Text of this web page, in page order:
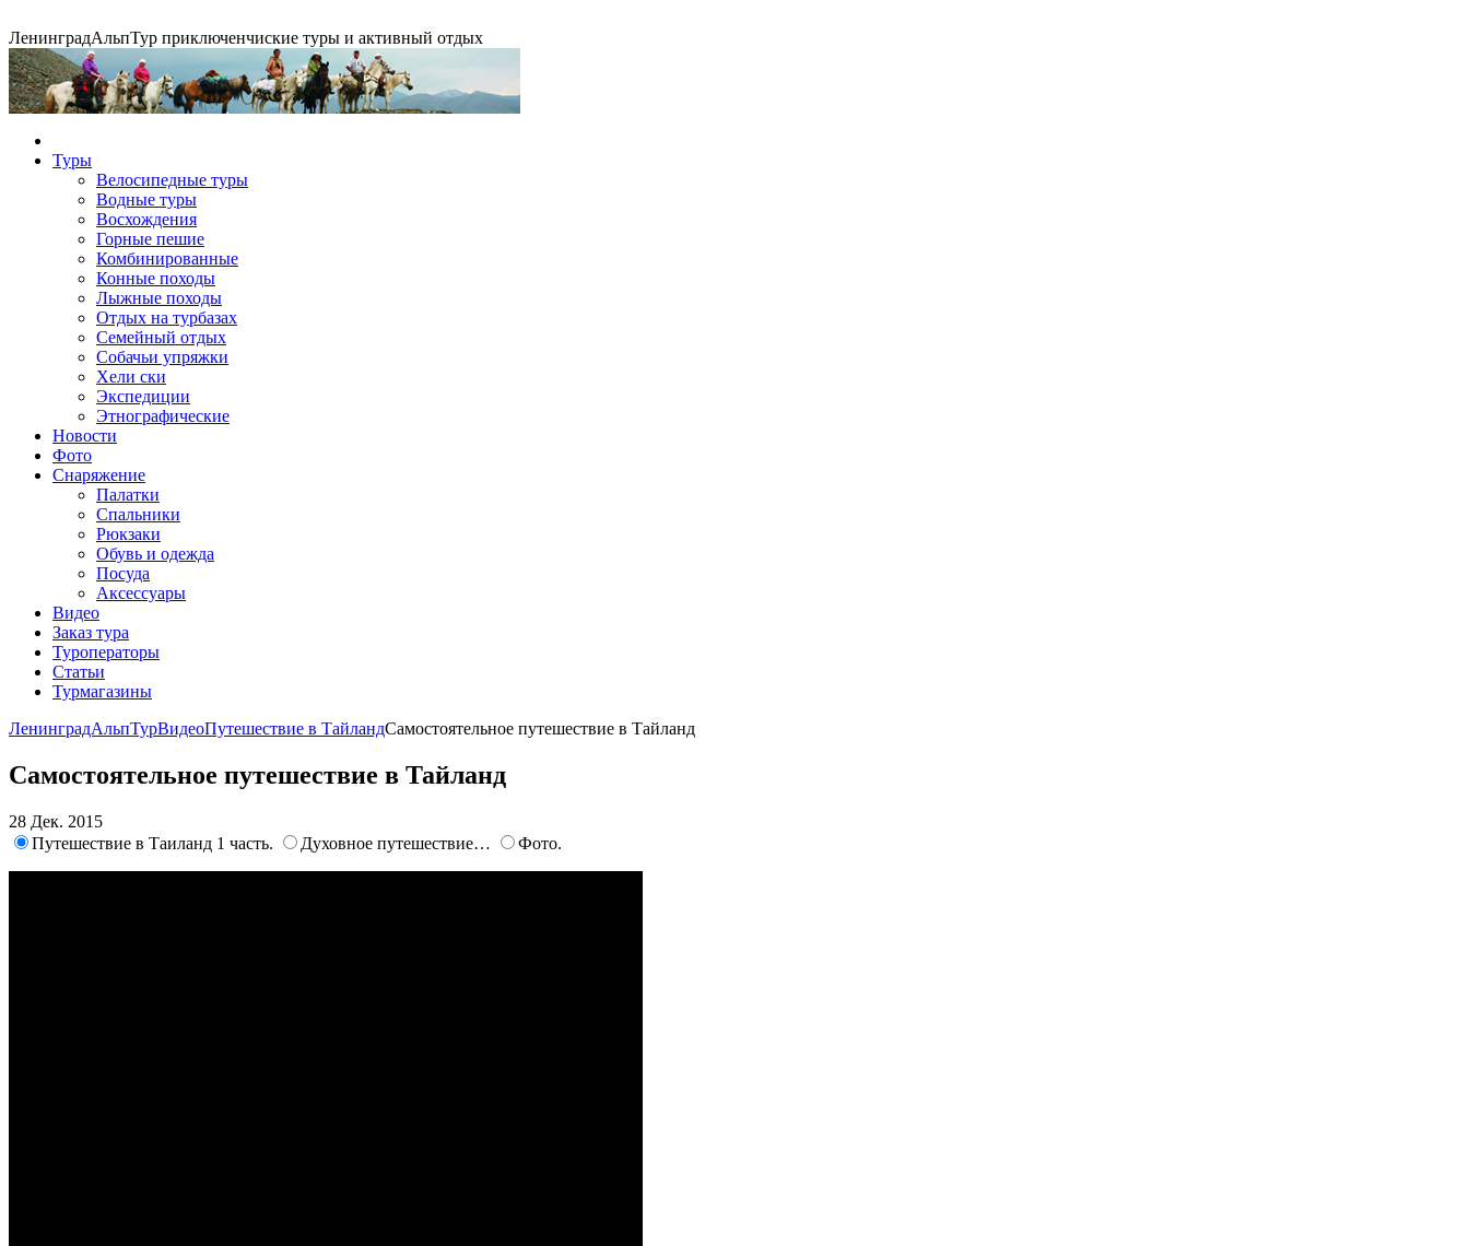
ЛенинградАльпТур приключенчиские туры и активный отдых
Экспедиция на упряжках
Горные экспедиции
Туры
Велосипедные туры
Водные туры
Восхождения
Горные пешие
Комбинированные
Конные походы
Лыжные походы
Отдых на турбазах
Семейный отдых
Собачьи упряжки
Хели ски
Экспедиции
Этнографические
Новости
Фото
Снаряжение
Палатки
Спальники
Рюкзаки
Обувь и одежда
Посуда
Аксессуары
Видео
Заказ тура
Туроператоры
Статьи
Турмагазины
ЛенинградАльпТурВидеоПутешествие в ТайландСамостоятельное путешествие в Тайланд
Самостоятельное путешествие в Тайланд
28 Дек. 2015
Путешествие в Таиланд 1 часть.
Духовное путешествие… Фото.